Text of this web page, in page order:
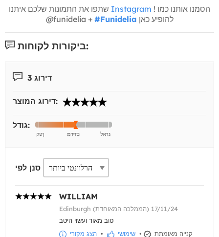
Instagram ! הסמנו אותנו כמו
@funidelia + #Funidelia להופיע כאן
ביקורות לקוחות:
דירוג 3
דירוג המוצר:
גודל:
סנן לפי
WILLIAM
Edinburgh (הממלכה המאוחדת) 17/11/24
טוב מאוד ועשוי היטב
הצג מקורי • שימושי • קנייה מאומתת